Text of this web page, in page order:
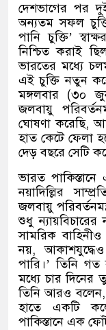
দেশভাগের পর
অন্যতম সফল
পানি চুক্তি’
নিশ্চিত করাই
ভারতের মধ্যে
এই চুক্তি নতুন
মঙ্গলবার (৩০
জলবায়ু
ঘোষণা করেছি,
হাত কেটে ফেলা
দেড় বছরে সেটি
ভারত
নয়াদিল্লির
জলবায়ু
শুধু
সামরিক বাহিনীও
নয়,
পারি।’তিনি গত
মধ্যে চার দিনের
তিনি আরও বলেন
হাতে একটি
পাকিস্তানে এক